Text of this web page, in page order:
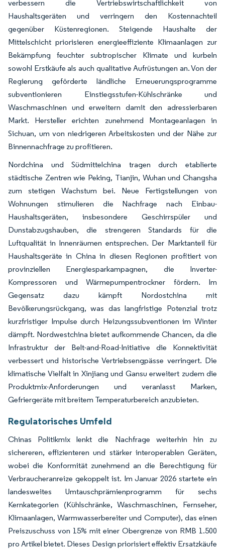
verbessern die Vertriebswirtschaftlichkeit von
Haushaltsgeräten und verringern den Kostennachteil
gegenüber Küstenregionen. Steigende Haushalte der
Mittelschicht priorisieren energieeffiziente Klimaanlagen zur
Bekämpfung feuchter subtropischer Klimate und kurbeln
sowohl Erstkäufe als auch qualitative Aufrüstungen an. Von der
Regierung geförderte ländliche Erneuerungsprogramme
subventionieren Einstiegsstufen-Kühlschränke und
Waschmaschinen und erweitern damit den adressierbaren
Markt. Hersteller erichten zunehmend Montageanlagen in
Sichuan, um von niedrigeren Arbeitskosten und der Nähe zur
Binnennachfrage zu profitieren.
Nordchina und Südmittelchina tragen durch etablierte
städtische Zentren wie Peking, Tianjin, Wuhan und Changsha
zum stetigen Wachstum bei. Neue Fertigstellungen von
Wohnungen stimulieren die Nachfrage nach Einbau-
Haushaltsgeräten, insbesondere Geschirrspüler und
Dunstabzugshauben, die strengeren Standards für die
Luftqualität in Innenräumen entsprechen. Der Marktanteil für
Haushaltsgeräte in China in diesen Regionen profitiert von
provinziellen Energiesparkampagnen, die Inverter-
Kompressoren und Wärmepumpentrockner fördern. Im
Gegensatz dazu kämpft Nordostchina mit
Bevölkerungsrückgang, was das langfristige Potenzial trotz
kurzfristiger Impulse durch Heizungssubventionen im Winter
dämpft. Nordwestchina bietet aufkommende Chancen, da die
Infrastruktur der Belt-and-Road-Initiative die Konnektivität
verbessert und historische Vertriebsengpässe verringert. Die
klimatische Vielfalt in Xinjiang und Gansu erweitert zudem die
Produktmix-Anforderungen und veranlasst Marken,
Gefriergeräte mit breitem Temperaturbereich anzubieten.
Regulatorisches Umfeld
Chinas Politikmix lenkt die Nachfrage weiterhin hin zu
sichereren, effizienteren und stärker interoperablen Geräten,
wobei die Konformität zunehmend an die Berechtigung für
Verbraucheranreize gekoppelt ist. Im Januar 2026 startete ein
landesweites Umtauschprämienprogramm für sechs
Kernkategorien (Kühlschränke, Waschmaschinen, Fernseher,
Klimaanlagen, Warmwasserbereiter und Computer), das einen
Preiszuschuss von 15% mit einer Obergrenze von RMB 1.500
pro Artikel bietet. Dieses Design priorisiert effektiv Ersatzkäufe